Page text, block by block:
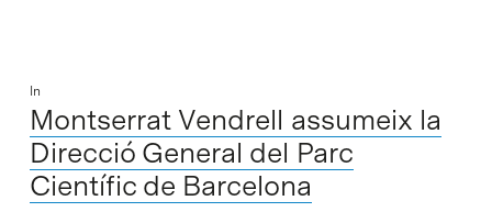
In
Montserrat Vendrell assumeix la
Direcció General del Parc
Científic de Barcelona